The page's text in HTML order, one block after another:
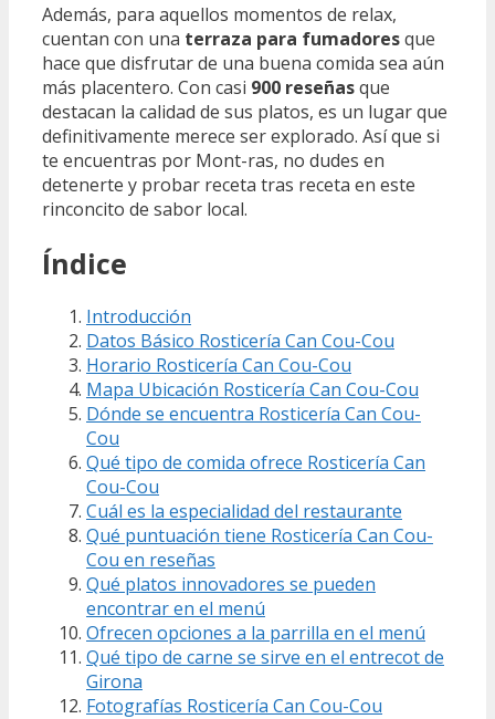
Además, para aquellos momentos de relax,
cuentan con una terraza para fumadoresque
hace que disfrutar de una buena comida sea aún
más placentero. Con casi 900 reseñasque
destacan la calidad de sus platos, es un lugar que
definitivamente merece ser explorado. Así que si
te encuentras por Mont-ras, no dudes en
detenerte y probar receta tras receta en este
rinconcito de sabor local.
Índice
Introducción
Datos Básico Rosticería Can Cou-Cou
Horario Rosticería Can Cou-Cou
Mapa Ubicación Rosticería Can Cou-Cou
Dónde se encuentra Rosticería Can Cou-
Cou
Qué tipo de comida ofrece Rosticería Can
Cou-Cou
Cuál es la especialidad del restaurante
Qué puntuación tiene Rosticería Can Cou-
Cou en reseñas
Qué platos innovadores se pueden
encontrar en el menú
Ofrecen opciones a la parrilla en el menú
Qué tipo de carne se sirve en el entrecot de
Girona
Fotografías Rosticería Can Cou-Cou